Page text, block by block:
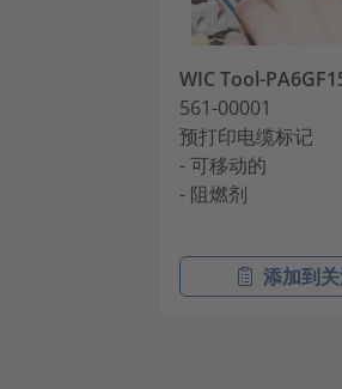
WIC Tool-
561-00001
预打印电缆标记
- 可移动的
- 阻燃剂
添加到